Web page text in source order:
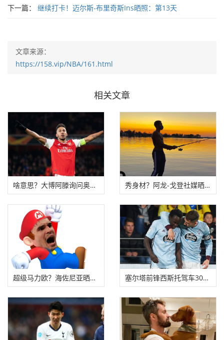
下一篇：
继续打卡！迈尔斯-布里奇斯Ins晒照：第13天
文章来源：
https://158.vip/NBA/161.html
相关文章
啥意思？大博阿滕询问奥巴梅扬是否留枪手，后 秀身材？阿龙-戈登社媒晒出自己半裸钓鱼个人帅
超级马力欧？海佐尼亚晒出自己有趣扣篮视频 塞尔塔前锋西斯托驾车3000公里逃回丹麦，将被球